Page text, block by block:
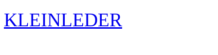
KLEINLEDER